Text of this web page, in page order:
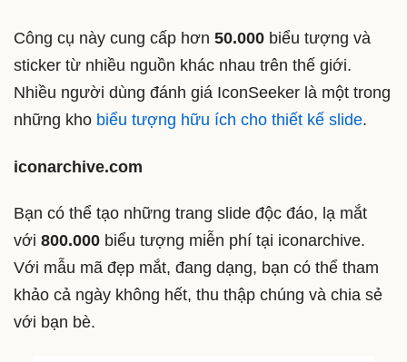
Công cụ này cung cấp hơn 50.000 biểu tượng và
sticker từ nhiều nguồn khác nhau trên thế giới.
Nhiều người dùng đánh giá IconSeeker là một trong
những kho biểu tượng hữu ích cho thiết kế slide.
iconarchive.com
Bạn có thể tạo những trang slide độc đáo, lạ mắt
với 800.000 biểu tượng miễn phí tại iconarchive.
Với mẫu mã đẹp mắt, đang dạng, bạn có thể tham
khảo cả ngày không hết, thu thập chúng và chia sẻ
với bạn bè.